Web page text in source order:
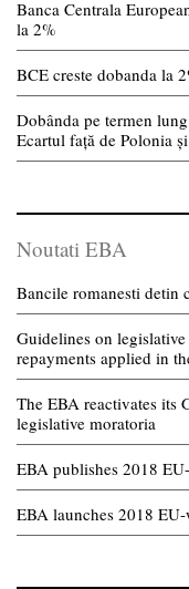
Banca Centrala
la 2%
BCE creste dobanda la
Dobânda pe termen
Ecartul față de Polonia
Noutati EBA
Bancile romanesti detin
Guidelines on
repayments applied in
The EBA reactivates its
legislative moratoria
EBA publishes 2018
EBA launches 2018